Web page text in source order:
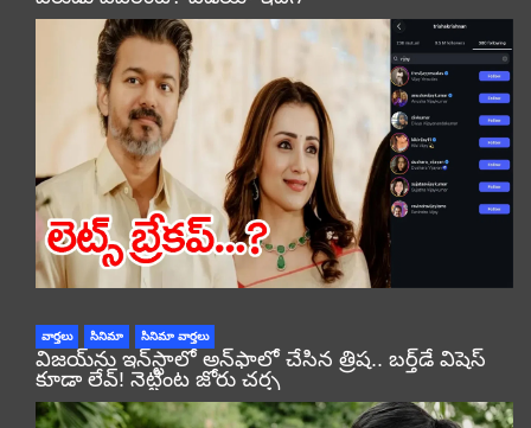
వార్తలు సినిమా సినిమా వార్తలు
విజయ్‌ను ఇన్‌స్టాలో అన్‌ఫాలో చేసిన త్రిష.. బర్త్‌డే విషెస్
కూడా లేవ్! నెట్టింట జోరు చర్చ